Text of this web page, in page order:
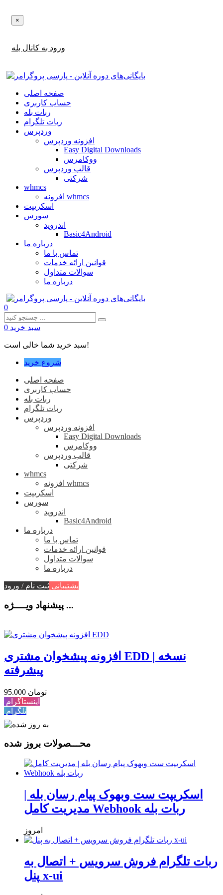
×
ورود به کانال بله
صفحه اصلی
حساب کاربری
ربات بله
ربات تلگرام
وردپرس
افزونه وردپرس
Easy Digital Downloads
ووکامرس
قالب وردپرس
شرکتی
whmcs
افزونه whmcs
اسکریپت
سورس
اندروید
Basic4Android
درباره ما
تماس با ما
قوانین ارائه خدمات
سوالات متداول
درباره ما
0
سبد خرید 0
سبد خرید شما خالی است!
شروع خرید
صفحه اصلی
حساب کاربری
ربات بله
ربات تلگرام
وردپرس
افزونه وردپرس
Easy Digital Downloads
ووکامرس
قالب وردپرس
شرکتی
whmcs
افزونه whmcs
اسکریپت
سورس
اندروید
Basic4Android
درباره ما
تماس با ما
قوانین ارائه خدمات
سوالات متداول
درباره ما
پشتیبانی ثبت نام / ورود
پیشنهاد ویــــژه ...
افزونه پیشخوان مشتری EDD | نسخه
پیشرفته
95.000 تومان
اینستاگرام
تلگرام
محـــصولات بروز شده
اسکریپت ست وبهوک پیام رسان بله |
مدیریت کامل Webhook ربات بله
امروز
ربات تلگرام فروش سرویس + اتصال به
پنل x-ui